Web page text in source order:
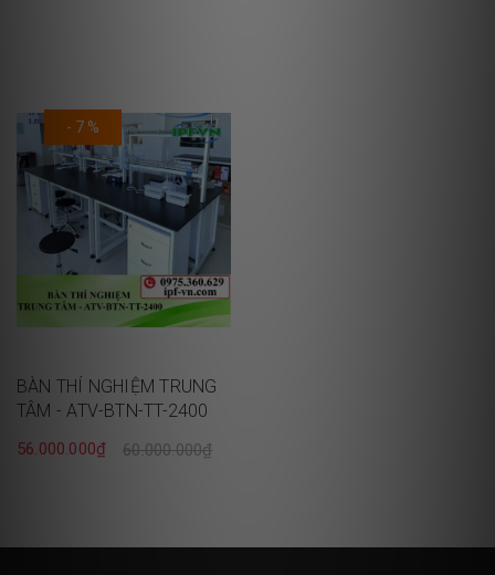
- 7 %
BÀN THÍ NGHIỆM TRUNG
TÂM - ATV-BTN-TT-2400
56.000.000₫ 60.000.000₫